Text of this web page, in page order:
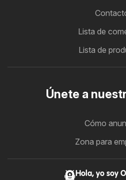
Lista de
Lista de
Únete a
Cómo
Zona para
Hola, yo soy